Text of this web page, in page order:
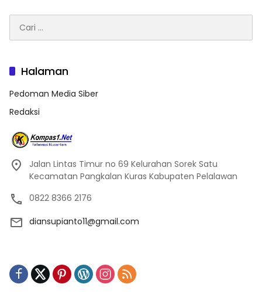
untuk:
Halaman
Pedoman Media Siber
Redaksi
Jalan Lintas Timur no 69 Kelurahan Sorek Satu
Kecamatan Pangkalan Kuras Kabupaten Pelalawan
0822 8366 2176
diansupianto11@gmail.com